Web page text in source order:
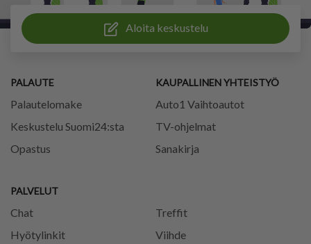
Aloita keskustelu
PALAUTE
Palautelomake
Keskustelu Suomi24:sta
Opastus
PALVELUT
Chat
Treffit
Hyötylinkit
Viihde
KAUPALLINEN YHTEISTYÖ
Auto1 Vaihtoautot
TV-ohjelmat
Sanakirja